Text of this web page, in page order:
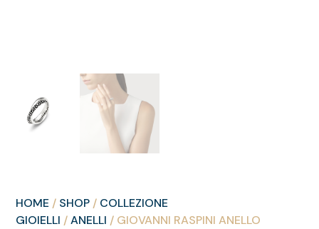
HOME / SHOP / COLLEZIONE
GIOIELLI /ANELLI / GIOVANNI RASPINI ANELLO